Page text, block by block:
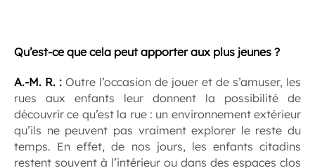
Qu’est-ce que cela peut apporter aux plus jeunes ?
A.-M. R. : Outre l’occasion de jouer et de s’amuser, les
rues aux enfants leur donnent la possibilité de
découvrir ce qu’est la rue : un environnement extérieur
qu’ils ne peuvent pas vraiment explorer le reste du
temps. En effet, de nos jours, les enfants citadins
restent souvent à l’intérieur ou dans des espaces clos